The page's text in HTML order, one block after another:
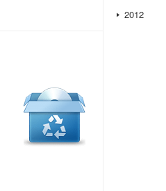
2012